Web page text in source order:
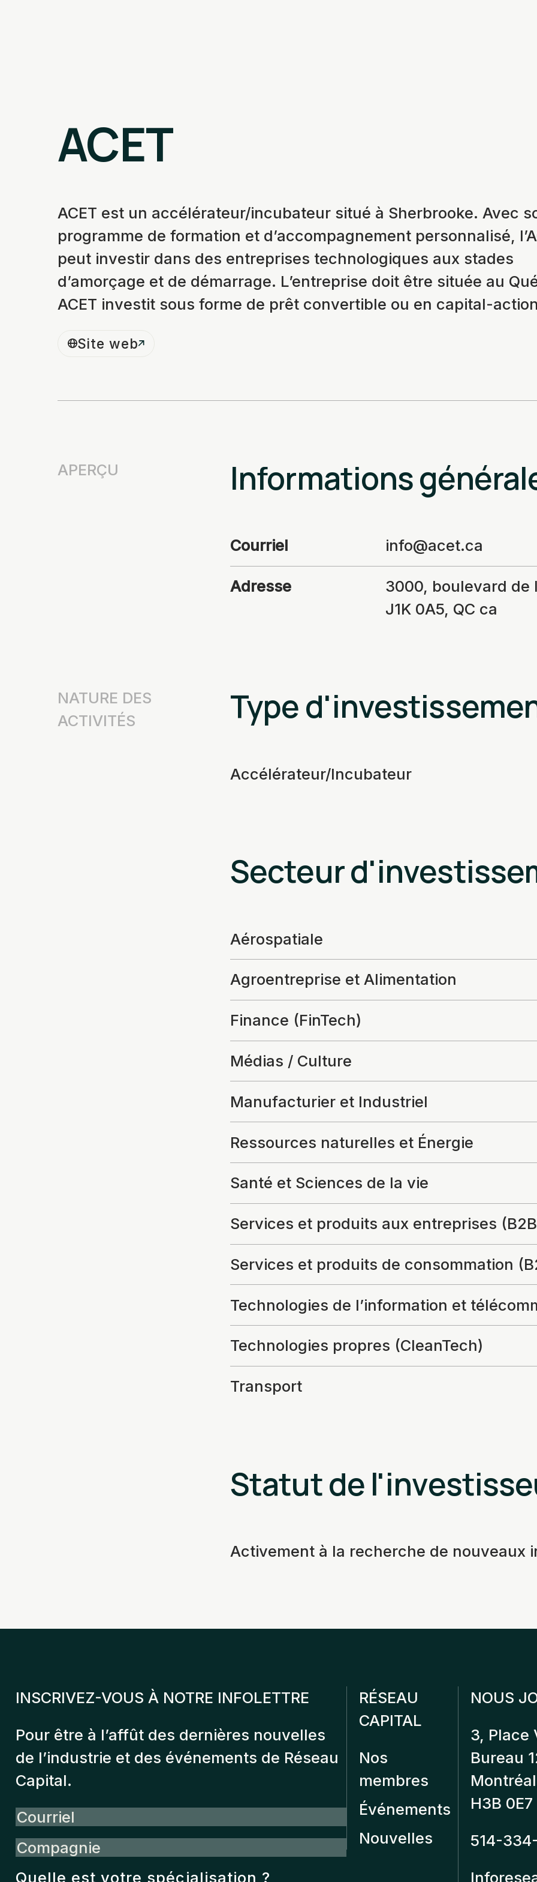
ACET
ACET est un accélérateur/incubateur situé à Sherbrooke. Avec
programme de formation et d’accompagnement personnalisé,
peut investir dans des entreprises technologiques aux stades
d’amorçage et de démarrage. L’entreprise doit être située au
ACET investit sous forme de prêt convertible ou en capital-
Site web
APERÇU Informations
Courriel info@acet.ca
Adresse
3000, boulevard de
J1K 0A5, QC ca
NATURE DES
ACTIVITÉS
Type
Accélérateur/Incubateur
Secteur
Aérospatiale
Agroentreprise et Alimentation
Finance (FinTech)
Médias / Culture
Manufacturier et Industriel
Ressources naturelles et Énergie
Santé et Sciences de la vie
Services et produits aux entreprises
Services et produits de consommation
Technologies de l’information et
Technologies propres (CleanTech)
Transport
Statut de
Activement à la recherche de nouveaux
INSCRIVEZ-VOUS À NOTRE INFOLETTRE
Pour être à l’affût des dernières nouvelles
de l’industrie et des événements de Réseau
Capital.
Courriel
Compagnie
Quelle est votre spécialisation ?
RÉSEAU
CAPITAL
Nos
membres
Événements
Nouvelles
NOUS
3, Place
Bureau
H3B 0E7
514-